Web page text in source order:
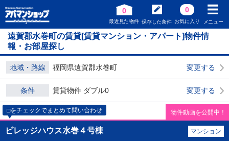
0
最近見た物件 保存した条件
0
お気に入り メニュー
遠賀郡水巻町の賃貸[賃貸マンション・アパート]物件情
報・お部屋探し
地域・路線 福岡県遠賀郡水巻町 変更する
条件 賃貸物件 ダブル0 変更する
□をチェックでまとめて問い合わせ 物件動画を公開中！
ビレッジハウス水巻４号棟 マンション